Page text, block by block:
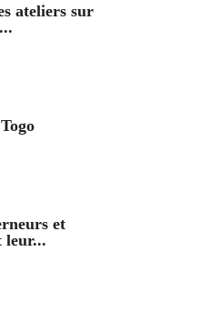
ateliers sur
et
leur...